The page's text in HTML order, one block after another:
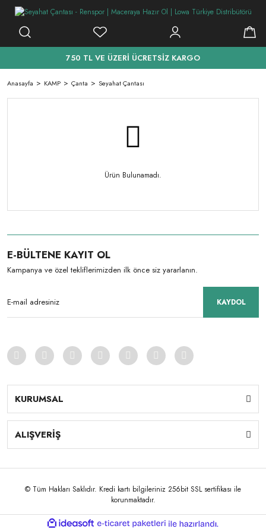
750 TL VE ÜZERİ ÜCRETSİZ KARGO
Anasayfa KAMP Çanta Seyahat Çantası
Ürün Bulunamadı.
E-BÜLTENE KAYIT OL
Kampanya ve özel tekliflerimizden ilk önce siz yararlanın.
KAYDOL
KURUMSAL
ALIŞVERİŞ
© Tüm Hakları Saklıdır. Kredi kartı bilgileriniz 256bit SSL sertifikası ile
korunmaktadır.
ideasoft
e-